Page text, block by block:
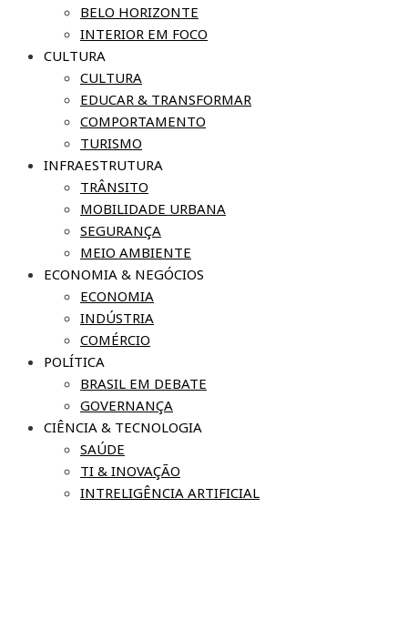
BELO HORIZONTE
INTERIOR EM FOCO
CULTURA
CULTURA
EDUCAR & TRANSFORMAR
COMPORTAMENTO
TURISMO
INFRAESTRUTURA
TRÂNSITO
MOBILIDADE URBANA
SEGURANÇA
MEIO AMBIENTE
ECONOMIA & NEGÓCIOS
ECONOMIA
INDÚSTRIA
COMÉRCIO
POLÍTICA
BRASIL EM DEBATE
GOVERNANÇA
CIÊNCIA & TECNOLOGIA
SAÚDE
TI & INOVAÇÃO
INTRELIGÊNCIA ARTIFICIAL